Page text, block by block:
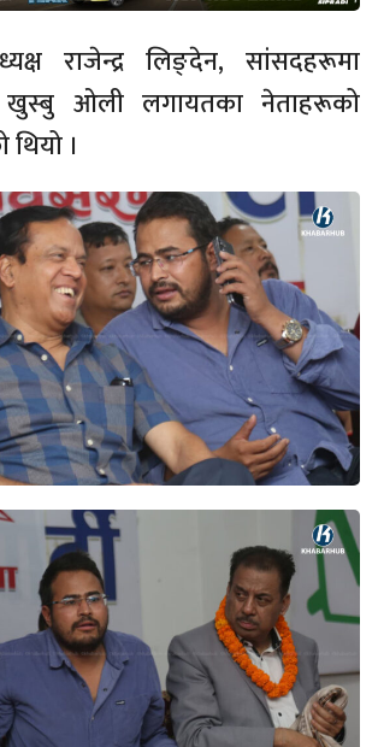
राजेन्द्र लिङ्देन, सांसदहरूमा
खुस्बु ओली लगायतका नेताहरूको
।